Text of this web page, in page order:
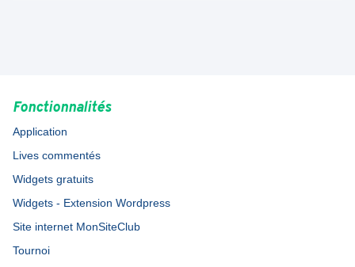
Fonctionnalités
Application
Lives commentés
Widgets gratuits
Widgets - Extension Wordpress
Site internet MonSiteClub
Tournoi